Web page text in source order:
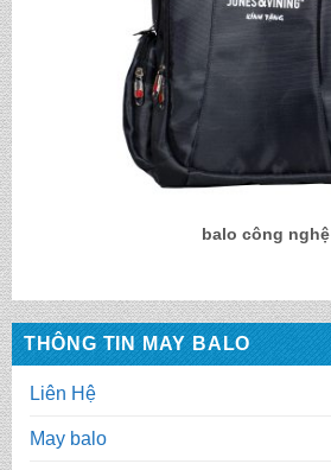
THÔNG TIN MAY BALO
Liên Hệ
May balo
balo công nghệ